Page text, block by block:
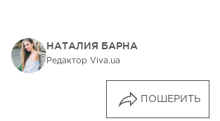
НАТАЛИЯ БАРНА
Редактор Viva.ua
ПОШЕРИТЬ